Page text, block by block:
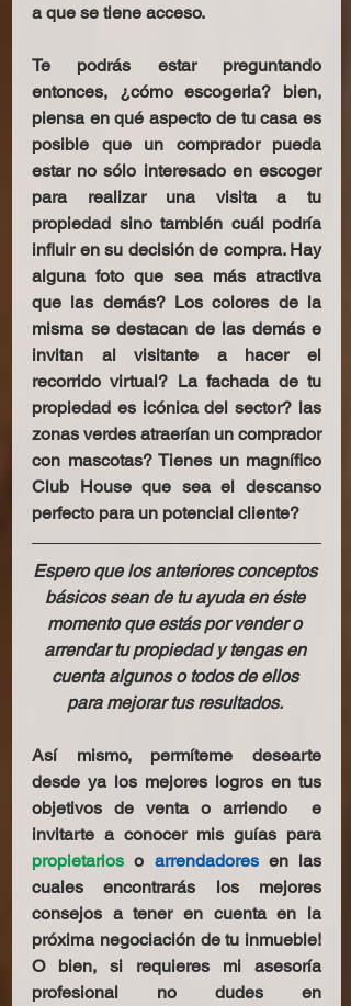
a que se tiene acceso.
Te podrás estar preguntando
entonces, ¿cómo escogerla? bien,
piensa en qué aspecto de tu casa es
posible que un comprador pueda
estar no sólo interesado en escoger
para realizar una visita a tu
propiedad sino también cuál podría
influir en su decisión de compra. Hay
alguna foto que sea más atractiva
que las demás? Los colores de la
misma se destacan de las demás e
invitan al visitante a hacer el
recorrido virtual? La fachada de tu
propiedad es icónica del sector? las
zonas verdes atraerían un comprador
con mascotas? Tienes un magnífico
Club House que sea el descanso
perfecto para un potencial cliente?
Espero que los anteriores conceptos
básicos sean de tu ayuda en éste
momento que estás por vender o
arrendar tu propiedad y tengas en
cuenta algunos o todos de ellos
para mejorar tus resultados.
Así mismo, permíteme desearte
desde ya los mejores logros en tus
objetivos de venta o arriendo  e
invitarte a conocer mis guías para
propietarios o arrendadores en las
cuales encontrarás los mejores
consejos a tener en cuenta en la
próxima negociación de tu inmueble!
O bien, si requieres mi asesoría
profesional no dudes en